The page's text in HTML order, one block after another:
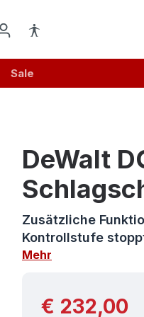
Sale
DeWalt
Zusätzliche
Kontrollstufe
Mehr
Regulärer Preis:
€ 232,00